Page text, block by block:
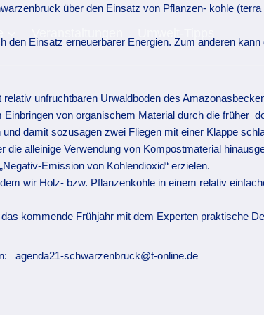
über den Einsatz von Pflanzen- kohle
Einsatz erneuerbarer Energien. Zum anderen
unfruchtbaren Urwaldboden des
von organischem Material durch die früher
damit sozusagen zwei Fliegen mit einer Klappe
alleinige Verwendung von Kompostmaterial
Emission von Kohlendioxid“ erzielen.
wir Holz- bzw. Pflanzenkohle in einem relativ
kommende Frühjahr mit dem Experten praktische
agenda21-schwarzenbruck@t-online.de